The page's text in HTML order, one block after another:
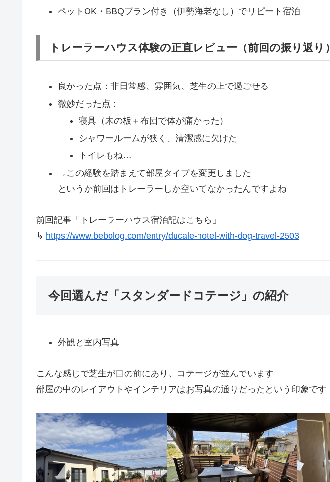
ペットOK・BBQプラン付き（伊勢海老なし）でリピート宿泊
トレーラーハウス体験の正直レビュー（前回の振り返り）
良かった点：非日常感、雰囲気、芝生の上で過ごせる
微妙だった点：
寝具（木の板＋布団で体が痛かった）
シャワールームが狭く、清潔感に欠けた
トイレもね…
→この経験を踏まえて部屋タイプを変更しました
というか前回はトレーラーしか空いてなかったんですよね
前回記事「トレーラーハウス宿泊記はこちら」
↳ https://www.bebolog.com/entry/ducale-hotel-with-dog-travel-2503
今回選んだ「スタンダードコテージ」の紹介
外観と室内写真
こんな感じで芝生が目の前にあり、コテージが並んでいます
部屋の中のレイアウトやインテリアはお写真の通りだったという印象です